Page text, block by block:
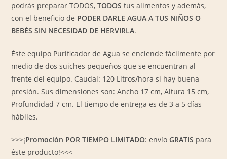
podrás preparar TODOS,TODOS tus alimentos y además,
con el beneficio de PODER DARLE AGUA A TUS NIÑOS O
BEBÉS SIN NECESIDAD DE HERVIRLA.
Éste equipo Purificador de Agua se enciende fácilmente por
medio de dos suiches pequeños que se encuentran al
frente del equipo. Caudal: 120 Litros/hora si hay buena
presión. Sus dimensiones son: Ancho 17 cm, Altura 15 cm,
Profundidad 7 cm. El tiempo de entrega es de 3 a 5 días
hábiles.
>>>¡Promoción POR TIEMPO LIMITADO: envíoGRATIS para
éste producto!<<<